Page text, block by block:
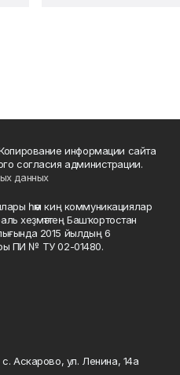
информации сайта
согласия администрации.
данных
һәм киң коммуникациялар
хеҙмәттең Башҡортостан
2015 йылдың 6
ПИ № ТУ 02-01480.
Аскарово, ул. Ленина, 14а